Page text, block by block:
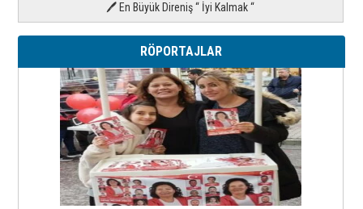
🖊 En Büyük Direniş “ İyi Kalmak “
RÖPORTAJLAR